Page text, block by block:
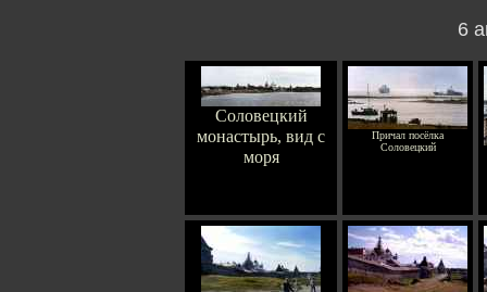
6
Соловецкий
монастырь, вид с
моря
Причал посёлка
Соловецкий